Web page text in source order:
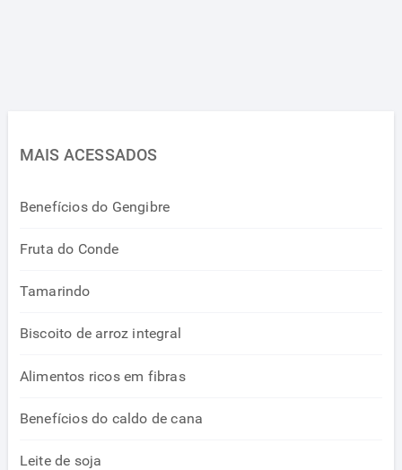
MAIS ACESSADOS
Benefícios do Gengibre
Fruta do Conde
Tamarindo
Biscoito de arroz integral
Alimentos ricos em fibras
Benefícios do caldo de cana
Leite de soja